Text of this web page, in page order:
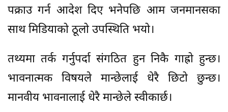
पक्राउ गर्न आदेश दिए भनेपछि आम जनमानसका
साथ मिडियाको ठूलो उपस्थिति भयो।
तथ्यमा तर्क गर्नुपर्दा संगठित हुन निकै गाह्रो हुन्छ।
भावनात्मक विषयले मान्छेलाई धेरै छिटो छुन्छ।
मानवीय भावनालाई धेरै मान्छेले स्वीकार्छ।